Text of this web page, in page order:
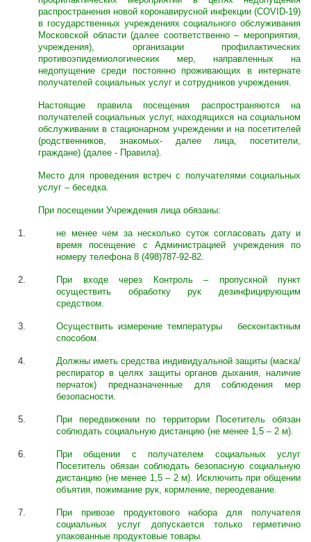
распространения новой коронавирусной инфекции (COVID-19)
в государственных учреждениях социального обслуживания
Московской области (далее соответственно – мероприятия,
учреждения), организации профилактических
противоэпидемиологических мер, направленных на
недопущение среди постоянно проживающих в интернате
получателей социальных услуг и сотрудников учреждения.
Настоящие правила посещения распространяются на
получателей социальных услуг, находящихся на социальном
обслуживании в стационарном учреждении и на посетителей
(родственников, знакомых- далее лица, посетители,
граждане) (далее - Правила).
Место для проведения встреч с получателями социальных
услуг – беседка.
При посещении Учреждения лица обязаны:
не менее чем за несколько суток согласовать дату и
время посещение с Администрацией учреждения по
номеру телефона 8 (498)787-92-82.
При входе через Контроль – пропускной пункт
осуществить обработку рук дезинфицирующим
средством.
Осуществить измерение температуры бесконтактным
способом.
Должны иметь средства индивидуальной защиты (маска/
респиратор в целях защиты органов дыхания, наличие
перчаток) предназначенные для соблюдения мер
безопасности.
При передвижении по территории Посетитель обязан
соблюдать социальную дистанцию (не менее 1,5 – 2 м).
При общении с получателем социальных услуг
Посетитель обязан соблюдать безопасную социальную
дистанцию (не менее 1,5 – 2 м). Исключить при общении
объятия, пожимание рук, кормление, переодевание.
При привозе продуктового набора для получателя
социальных услуг допускается только герметично
упакованные продуктовые товары.